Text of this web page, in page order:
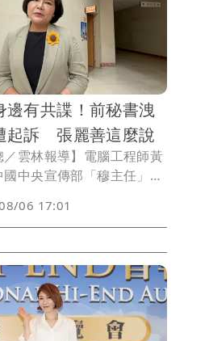
邊有共諜！前秘書洩
起訴 張麗善這麼說
／雲林報導】電腦工程師黃
中央宣傳部「穆主任」吸
張麗善前秘書施亮言合
程提供對方，又在暗網購
戶籍等數千萬筆個資販售
依國安、洩密等罪起訴；
訝異，她說施男稱另有生
1年，任職期間表現正
望勿枉勿縱。
06 17:01